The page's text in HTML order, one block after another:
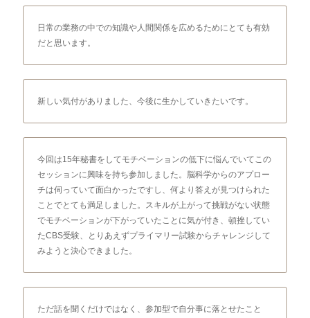
日常の業務の中での知識や人間関係を広めるためにとても有効
だと思います。
新しい気付がありました、今後に生かしていきたいです。
今回は15年秘書をしてモチベーションの低下に悩んでいてこの
セッションに興味を持ち参加しました。脳科学からのアプロー
チは伺っていて面白かったですし、何より答えが見つけられた
ことでとても満足しました。スキルが上がって挑戦がない状態
でモチベーションが下がっていたことに気が付き、頓挫してい
たCBS受験、とりあえずプライマリー試験からチャレンジして
みようと決心できました。
ただ話を聞くだけではなく、参加型で自分事に落とせたこと